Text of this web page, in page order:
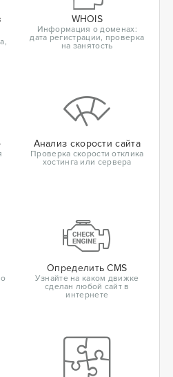
WHOIS
Информация о доменах:
дата регистрации, проверка
на занятость
Анализ скорости сайта
Проверка скорости отклика
хостинга или сервера
Определить CMS
Узнайте на каком движке
сделан любой сайт в
интернете